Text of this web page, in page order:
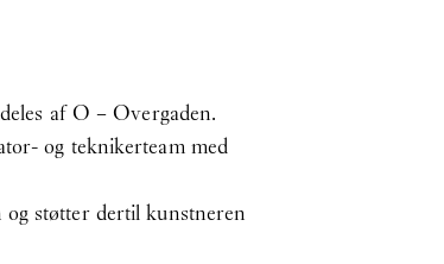
af O – Overgaden.
og teknikerteam med
støtter dertil kunstneren